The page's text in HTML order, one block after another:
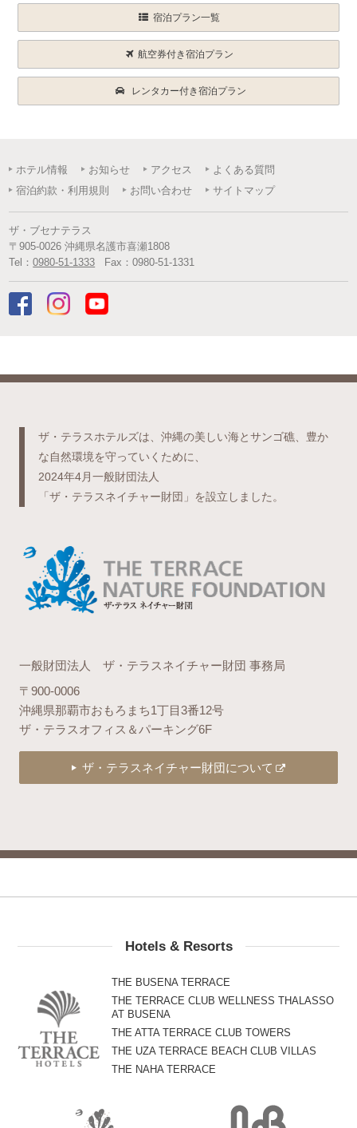
宿泊プラン一覧
航空券付き宿泊プラン
レンタカー付き宿泊プラン
ホテル情報 お知らせ アクセス
よくある質問
宿泊約款・利用規則
お問い合わせ サイトマップ
ザ・ブセナテラス
〒905-0026 沖縄県名護市喜瀬1808
Tel：0980-51-1333 Fax：0980-51-1331
ザ・テラスホテルズは、沖縄の美しい海とサンゴ礁、豊か
な自然環境を守っていくために、
2024年4月一般財団法人
「ザ・テラスネイチャー財団」を設立しました。
一般財団法人 ザ・テラスネイチャー財団 事務局
〒900-0006
沖縄県那覇市おもろまち1丁目3番12号
ザ・テラスオフィス＆パーキング6F
ザ・テラスネイチャー財団について
Hotels & Resorts
THE BUSENA TERRACE
THE TERRACE CLUB WELLNESS THALASSO
AT BUSENA
THE ATTA TERRACE CLUB TOWERS
THE UZA TERRACE BEACH CLUB VILLAS
THE NAHA TERRACE